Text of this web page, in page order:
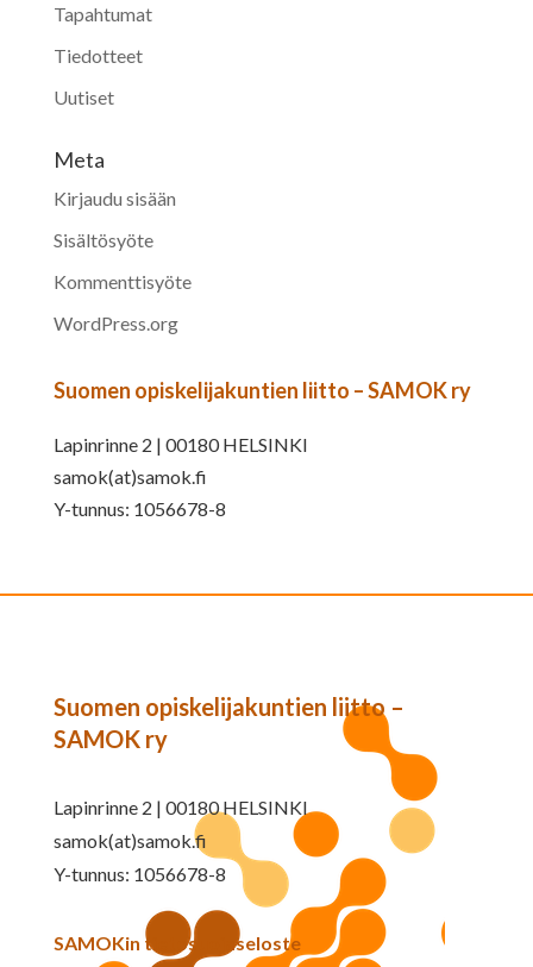
Tapahtumat
Tiedotteet
Uutiset
Meta
Kirjaudu sisään
Sisältösyöte
Kommenttisyöte
WordPress.org
Suomen opiskelijakuntien liitto – SAMOK ry
Lapinrinne 2 | 00180 HELSINKI
samok(at)samok.fi
Y-tunnus: 1056678-8
Suomen opiskelijakuntien liitto –
SAMOK ry
Lapinrinne 2 | 00180 HELSINKI
samok(at)samok.fi
Y-tunnus: 1056678-8
SAMOKin tietosuojaseloste